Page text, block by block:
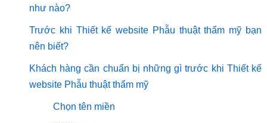
như nào?
Trước khi Thiết kế website Phẫu thuật thẩm mỹ bạn
nên biết?
Khách hàng cần chuẩn bị những gì trước khi Thiết kế
website Phẫu thuật thẩm mỹ
Chọn tên miền